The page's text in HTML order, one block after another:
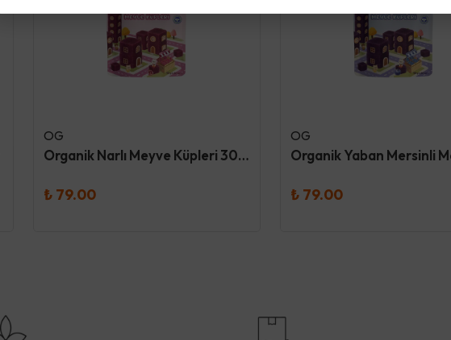
OG
Organik Narlı Meyve Küpleri 30 Gr
₺ 79.00
OG
₺ 79.00